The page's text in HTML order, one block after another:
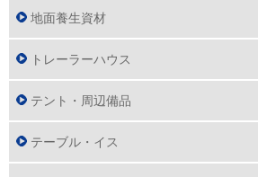
地面養生資材
トレーラーハウス
テント・周辺備品
テーブル・イス